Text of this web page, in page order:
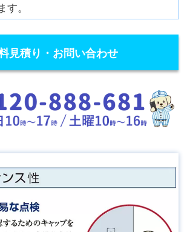
す。
見積り・お問い合わせ